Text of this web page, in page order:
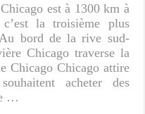
est à 1300 km à
la troisième plus
bord de la rive sud-
Chicago traverse la
Chicago Chicago attire
acheter des
…